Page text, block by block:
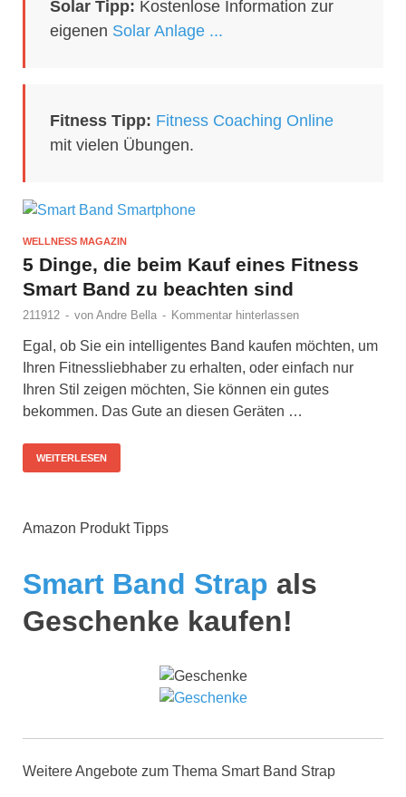
Solar Tipp: Kostenlose Information zur
eigenen Solar Anlage ...
Fitness Tipp: Fitness Coaching Online
mit vielen Übungen.
WELLNESS MAGAZIN
5 Dinge, die beim Kauf eines Fitness
Smart Band zu beachten sind
211912 - von Andre Bella - Kommentar hinterlassen
Egal, ob Sie ein intelligentes Band kaufen möchten, um
Ihren Fitnessliebhaber zu erhalten, oder einfach nur
Ihren Stil zeigen möchten, Sie können ein gutes
bekommen. Das Gute an diesen Geräten …
WEITERLESEN
Amazon Produkt Tipps
Smart Band Strap als
Geschenke kaufen!
Weitere Angebote zum Thema Smart Band Strap